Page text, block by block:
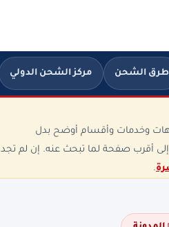
طرق الشحن مركز الشحن الدولي
وخدمات وأقسام أوضح بدل
إلى أقرب صفحة لما تبحث عنه. إن لم تجد
.